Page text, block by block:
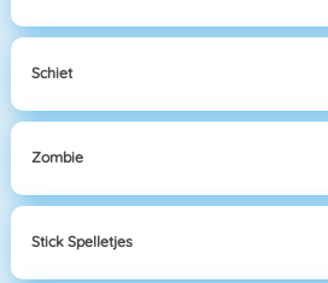
Schiet
Zombie
Stick Spelletjes